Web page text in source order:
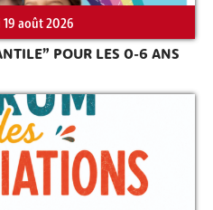
19 août 2026
POUR LES 0-6 ANS